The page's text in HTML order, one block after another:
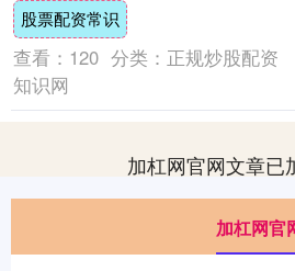
券....
股票配资常识
查看： 120 分类： 正规炒股配资
知识网
加杠网官网文章已
加杠网官